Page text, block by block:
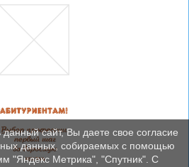
сайт, Вы даете свое согласие
данных, собираемых с помощью
"Яндекс Метрика", "Спутник". С